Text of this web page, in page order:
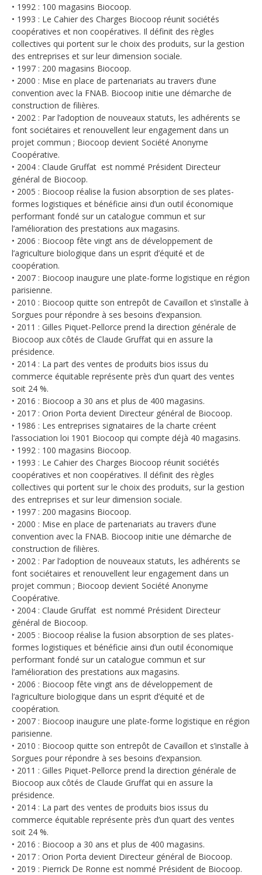
• 1992 : 100 magasins Biocoop.
• 1993 : Le Cahier des Charges Biocoop réunit sociétés
coopératives et non coopératives. Il définit des règles
collectives qui portent sur le choix des produits, sur la gestion
des entreprises et sur leur dimension sociale.
• 1997 : 200 magasins Biocoop.
• 2000 : Mise en place de partenariats au travers d’une
convention avec la FNAB. Biocoop initie une démarche de
construction de filières.
• 2002 : Par l’adoption de nouveaux statuts, les adhérents se
font sociétaires et renouvellent leur engagement dans un
projet commun ; Biocoop devient Société Anonyme
Coopérative.
• 2004 : Claude Gruffat est nommé Président Directeur
général de Biocoop.
• 2005 : Biocoop réalise la fusion absorption de ses plates-
formes logistiques et bénéficie ainsi d’un outil économique
performant fondé sur un catalogue commun et sur
l’amélioration des prestations aux magasins.
• 2006 : Biocoop fête vingt ans de développement de
l’agriculture biologique dans un esprit d’équité et de
coopération.
• 2007 : Biocoop inaugure une plate-forme logistique en région
parisienne.
• 2010 : Biocoop quitte son entrepôt de Cavaillon et s’installe à
Sorgues pour répondre à ses besoins d’expansion.
• 2011 : Gilles Piquet-Pellorce prend la direction générale de
Biocoop aux côtés de Claude Gruffat qui en assure la
présidence.
• 2014 : La part des ventes de produits bios issus du
commerce équitable représente près d’un quart des ventes
soit 24 %.
• 2016 : Biocoop a 30 ans et plus de 400 magasins.
• 2017 : Orion Porta devient Directeur général de Biocoop.
• 1986 : Les entreprises signataires de la charte créent
l’association loi 1901 Biocoop qui compte déjà 40 magasins.
• 1992 : 100 magasins Biocoop.
• 1993 : Le Cahier des Charges Biocoop réunit sociétés
coopératives et non coopératives. Il définit des règles
collectives qui portent sur le choix des produits, sur la gestion
des entreprises et sur leur dimension sociale.
• 1997 : 200 magasins Biocoop.
• 2000 : Mise en place de partenariats au travers d’une
convention avec la FNAB. Biocoop initie une démarche de
construction de filières.
• 2002 : Par l’adoption de nouveaux statuts, les adhérents se
font sociétaires et renouvellent leur engagement dans un
projet commun ; Biocoop devient Société Anonyme
Coopérative.
• 2004 : Claude Gruffat est nommé Président Directeur
général de Biocoop.
• 2005 : Biocoop réalise la fusion absorption de ses plates-
formes logistiques et bénéficie ainsi d’un outil économique
performant fondé sur un catalogue commun et sur
l’amélioration des prestations aux magasins.
• 2006 : Biocoop fête vingt ans de développement de
l’agriculture biologique dans un esprit d’équité et de
coopération.
• 2007 : Biocoop inaugure une plate-forme logistique en région
parisienne.
• 2010 : Biocoop quitte son entrepôt de Cavaillon et s’installe à
Sorgues pour répondre à ses besoins d’expansion.
• 2011 : Gilles Piquet-Pellorce prend la direction générale de
Biocoop aux côtés de Claude Gruffat qui en assure la
présidence.
• 2014 : La part des ventes de produits bios issus du
commerce équitable représente près d’un quart des ventes
soit 24 %.
• 2016 : Biocoop a 30 ans et plus de 400 magasins.
• 2017 : Orion Porta devient Directeur général de Biocoop.
• 2019 : Pierrick De Ronne est nommé Président de Biocoop.